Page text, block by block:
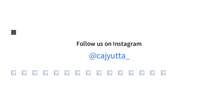
Follow us on Instagram
@cajyutta_